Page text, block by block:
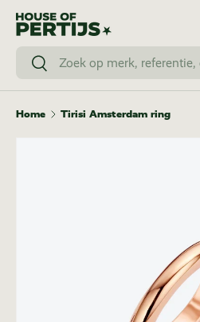
Ga naar inhoud
Zoeken
Zoeken
Home Tirisi Amsterdam ring